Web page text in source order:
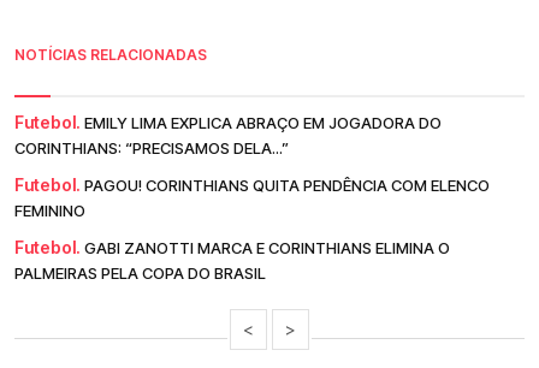
NOTÍCIAS RELACIONADAS
Futebol. EMILY LIMA EXPLICA ABRAÇO EM JOGADORA DO
CORINTHIANS: “PRECISAMOS DELA...”
Futebol. PAGOU! CORINTHIANS QUITA PENDÊNCIA COM ELENCO
FEMININO
Futebol. GABI ZANOTTI MARCA E CORINTHIANS ELIMINA O
PALMEIRAS PELA COPA DO BRASIL
< >